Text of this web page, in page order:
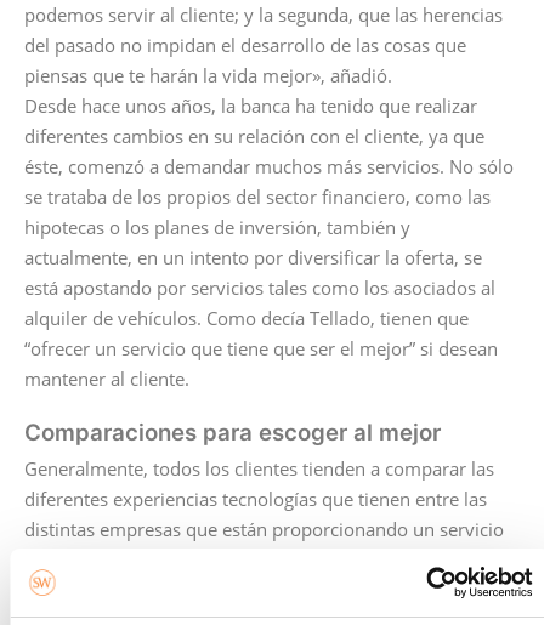
podemos servir al cliente; y la segunda, que las herencias
del pasado no impidan el desarrollo de las cosas que
piensas que te harán la vida mejor», añadió.
Desde hace unos años, la banca ha tenido que realizar
diferentes cambios en su relación con el cliente, ya que
éste, comenzó a demandar muchos más servicios. No sólo
se trataba de los propios del sector financiero, como las
hipotecas o los planes de inversión, también y
actualmente, en un intento por diversificar la oferta, se
está apostando por servicios tales como los asociados al
alquiler de vehículos. Como decía Tellado, tienen que
“ofrecer un servicio que tiene que ser el mejor” si desean
mantener al cliente.
Comparaciones para escoger al mejor
Generalmente, todos los clientes tienden a comparar las
diferentes experiencias tecnologías que tienen entre las
distintas empresas que están proporcionando un servicio
esta forma, el sector financiero no puede librarse del
proceso, aunque en muchas ocasiones, no sale muy bien